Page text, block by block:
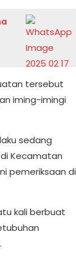
tersebut
iming-imingi
sedang
Kecamatan
pemeriksaan di
kali berbuat